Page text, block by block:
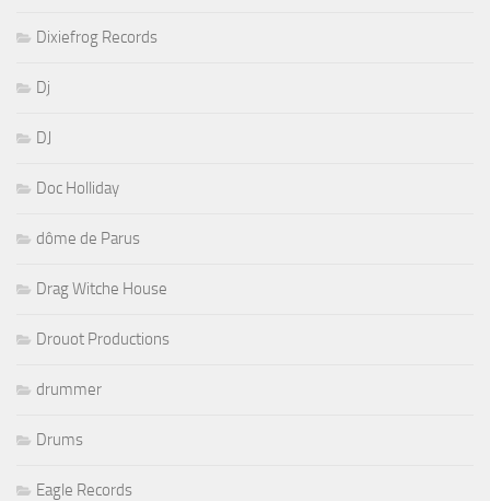
Dixiefrog Records
Dj
DJ
Doc Holliday
dôme de Parus
Drag Witche House
Drouot Productions
drummer
Drums
Eagle Records